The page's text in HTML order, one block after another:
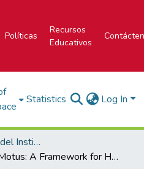
Políticas
Recursos
Educativos
Statistics Log In
Portal de Revistas del Instituto Tecnológico de Costa Rica
Motus: A Framework for Human Motion Classification in a Not-controlled Moving Environment